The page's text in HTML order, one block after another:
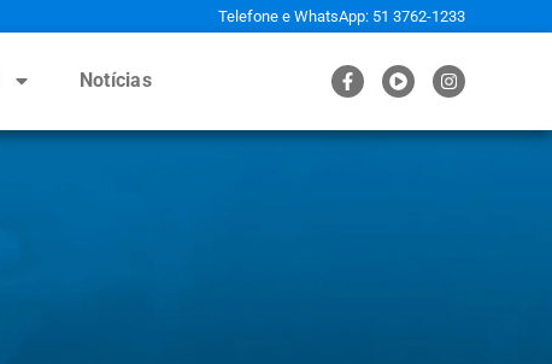
Telefone e WhatsApp: 51 3762-1233
Notícias